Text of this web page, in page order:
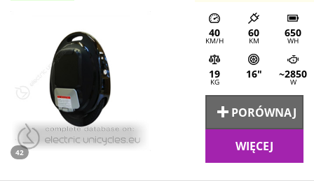
42
40
KM/H
60
KM
650
WH
19
KG
16" ~2850
W
PORÓWNAJ
WIĘCEJ